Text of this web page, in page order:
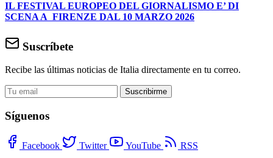
IL FESTIVAL EUROPEO DEL GIORNALISMO E’ DI
SCENA A FIRENZE DAL 10 MARZO 2026
Suscríbete
Recibe las últimas noticias de Italia directamente en tu correo.
Suscribirme
Síguenos
Facebook Twitter YouTube RSS